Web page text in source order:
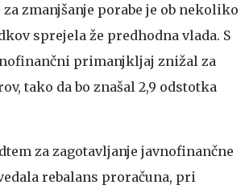
zmanjšanje porabe je ob nekoliko
sprejela že predhodna vlada. S
primanjkljaj znižal za
tako da bo znašal 2,9 odstotka
za zagotavljanje javnofinančne
rebalans proračuna, pri